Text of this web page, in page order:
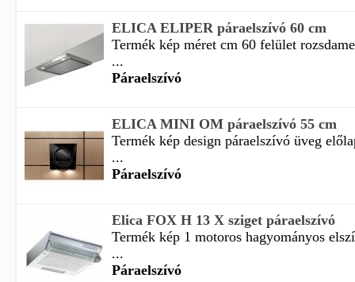
ELICA ELIPER páraelszívó 60 cm
Termék kép méret cm 60 felület
...
Páraelszívó
ELICA MINI OM páraelszívó 55 cm
Termék kép design páraelszívó üveg
...
Páraelszívó
Elica FOX H 13 X sziget páraelszívó
Termék kép 1 motoros hagyományos
...
Páraelszívó